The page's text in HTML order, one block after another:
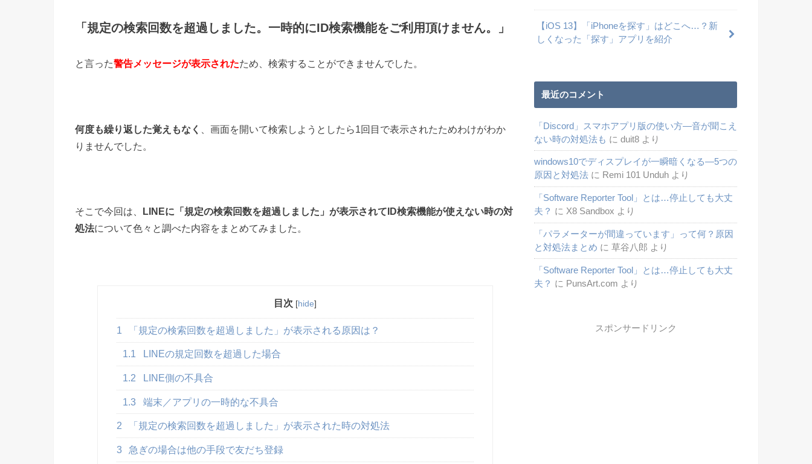
「規定の検索回数を超過しました。一時的にID検索機能をご利用頂けません。」
と言った警告メッセージが表示されたため、検索することができませんでした。
何度も繰り返した覚えもなく
、画面を開いて検索しようとしたら1回目で表示されたためわけがわか
りませんでした。
そこで今回は、 LINEに「規定の検索回数を超過しました」が表示されてID検索機能が使えない時の対
処法について色々と調べた内容をまとめてみました。
目次 [hide]
1 「規定の検索回数を超過しました」が表示される原因は？
1.1 LINEの規定回数を超過した場合
1.2 LINE側の不具合
1.3 端末／アプリの一時的な不具合
2 「規定の検索回数を超過しました」が表示された時の対処法
3 急ぎの場合は他の手段で友だち登録
【iOS 13】「iPhoneを探す」はどこへ…？新
しくなった「探す」アプリを紹介
最近のコメント
「Discord」スマホアプリ版の使い方―音が聞こえ
ない時の対処法も に duit8 より
windows10でディスプレイが一瞬暗くなる―5つの
原因と対処法 に Remi 101 Unduh より
「Software Reporter Tool」とは…停止しても大丈
夫？ に X8 Sandbox より
「パラメーターが間違っています」って何？原因
と対処法まとめ に 草谷八郎 より
「Software Reporter Tool」とは…停止しても大丈
夫？ に PunsArt.com より
スポンサードリンク